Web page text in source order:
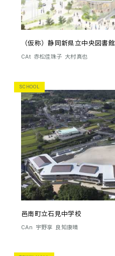
（仮称）静岡新県立中央図書館
CAt 赤松佳珠子 大村真也
SCHOOL
邑南町立石見中学校
CAn 宇野享 良知康晴